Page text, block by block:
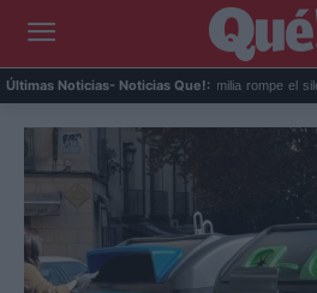
Últimas Noticias- Noticias Que!:
Perez Hilton: su familia rompe el silencio...